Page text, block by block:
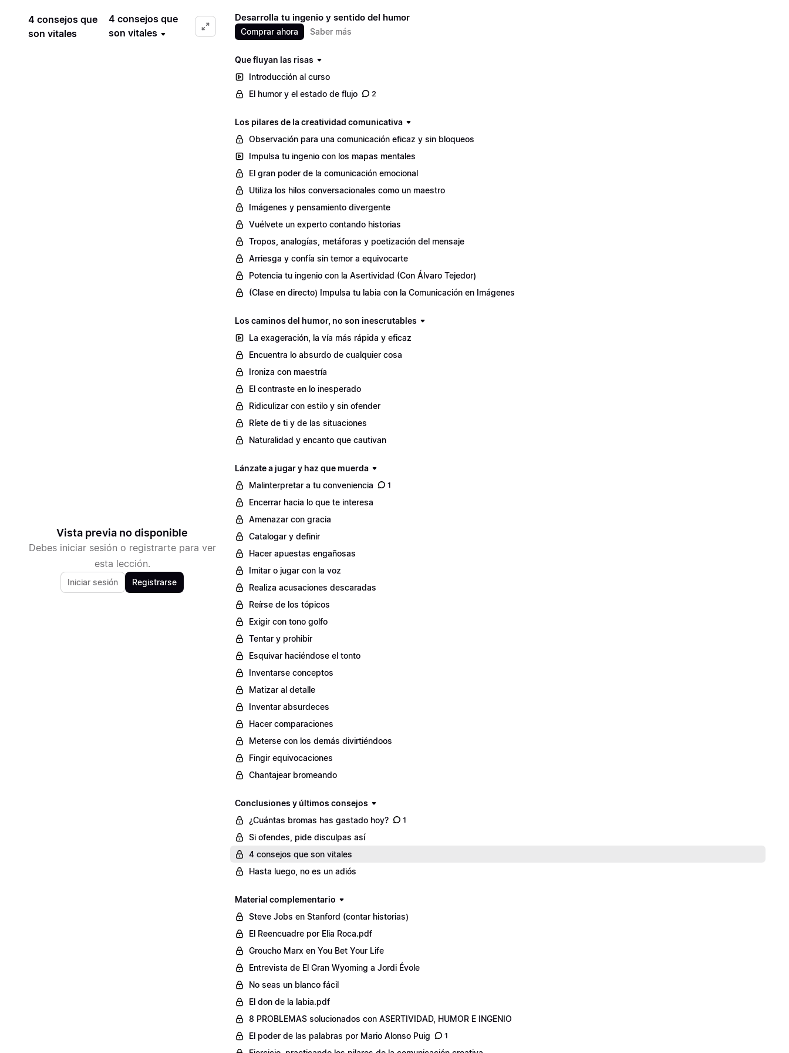
4 consejos que
son vitales
4 consejos que
son vitales
Vista previa no disponible
Debes iniciar sesión o registrarte para ver
esta lección.
Iniciar sesión Registrarse
Desarrolla tu ingenio y sentido del humor
Comprar ahora Saber más
Que fluyan las risas
Introducción al curso
El humor y el estado de flujo
2
Los pilares de la creatividad comunicativa
Observación para una comunicación eficaz y sin bloqueos
Impulsa tu ingenio con los mapas mentales
El gran poder de la comunicación emocional
Utiliza los hilos conversacionales como un maestro
Imágenes y pensamiento divergente
Vuélvete un experto contando historias
Tropos, analogías, metáforas y poetización del mensaje
Arriesga y confía sin temor a equivocarte
Potencia tu ingenio con la Asertividad (Con Álvaro Tejedor)
(Clase en directo) Impulsa tu labia con la Comunicación en Imágenes
Los caminos del humor, no son inescrutables
La exageración, la vía más rápida y eficaz
Encuentra lo absurdo de cualquier cosa
Ironiza con maestría
El contraste en lo inesperado
Ridiculizar con estilo y sin ofender
Ríete de ti y de las situaciones
Naturalidad y encanto que cautivan
Lánzate a jugar y haz que muerda
Malinterpretar a tu conveniencia
1
Encerrar hacia lo que te interesa
Amenazar con gracia
Catalogar y definir
Hacer apuestas engañosas
Imitar o jugar con la voz
Realiza acusaciones descaradas
Reírse de los tópicos
Exigir con tono golfo
Tentar y prohibir
Esquivar haciéndose el tonto
Inventarse conceptos
Matizar al detalle
Inventar absurdeces
Hacer comparaciones
Meterse con los demás divirtiéndoos
Fingir equivocaciones
Chantajear bromeando
Conclusiones y últimos consejos
¿Cuántas bromas has gastado hoy?
1
Si ofendes, pide disculpas así
4 consejos que son vitales
Hasta luego, no es un adiós
Material complementario
Steve Jobs en Stanford (contar historias)
El Reencuadre por Elia Roca.pdf
Groucho Marx en You Bet Your Life
Entrevista de El Gran Wyoming a Jordi Évole
No seas un blanco fácil
El don de la labia.pdf
8 PROBLEMAS solucionados con ASERTIVIDAD, HUMOR E INGENIO
El poder de las palabras por Mario Alonso Puig
1